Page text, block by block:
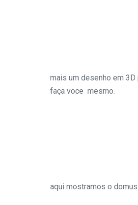
mais um desenho em
faça voce mesmo.
aqui mostramos o